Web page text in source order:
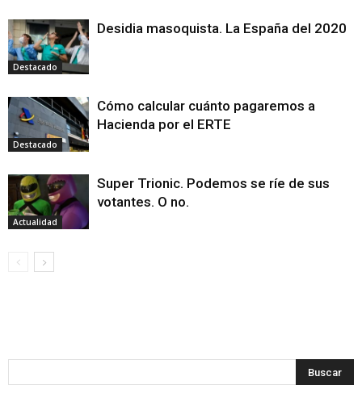
Destacado
Desidia masoquista. La España del 2020
Destacado
Cómo calcular cuánto pagaremos a
Hacienda por el ERTE
Actualidad
Super Trionic. Podemos se ríe de sus
votantes. O no.